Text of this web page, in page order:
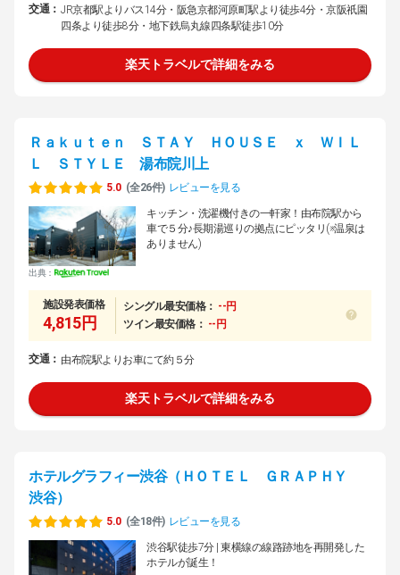
交通： JR京都駅よりバス14分・阪急京都河原町駅より徒歩4分・京阪祇園
四条より徒歩8分・地下鉄烏丸線四条駅徒歩10分
楽天トラベルで詳細をみる
Ｒａｋｕｔｅｎ ＳＴＡＹ ＨＯＵＳＥ ｘ ＷＩＬ
Ｌ ＳＴＹＬＥ 湯布院川上
5.0 (全26件) レビューを見る
出典：
キッチン・洗濯機付きの一軒家！由布院駅から
車で５分♪長期湯巡りの拠点にピッタリ(※温泉は
ありません)
施設発表価格
4,815円
シングル最安価格： --円
ツイン最安価格： --円
交通： 由布院駅よりお車にて約５分
楽天トラベルで詳細をみる
ホテルグラフィー渋谷（ＨＯＴＥＬ ＧＲＡＰＨＹ
渋谷）
5.0 (全18件) レビューを見る
渋谷駅徒歩7分 | 東横線の線路跡地を再開発した
ホテルが誕生！